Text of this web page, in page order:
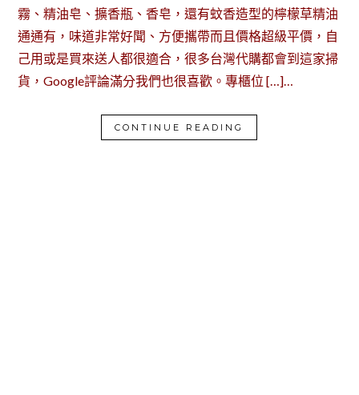
霧、精油皂、擴香瓶、香皂，還有蚊香造型的檸檬草精油
通通有，味道非常好聞、方便攜帶而且價格超級平價，自
己用或是買來送人都很適合，很多台灣代購都會到這家掃
貨，Google評論滿分我們也很喜歡。專櫃位 […]…
CONTINUE READING